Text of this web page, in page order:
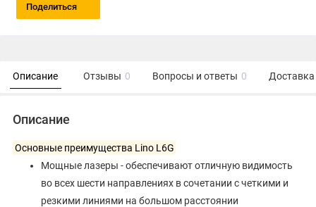
Поделиться
Описание Отзывы 0 Вопросы и ответы 0 Доставка
Описание
Основные преимущества Lino L6G
Мощные лазеры - обеспечивают отличную видимость
во всех шести направлениях в сочетании с четкими и
резкими линиями на большом расстоянии